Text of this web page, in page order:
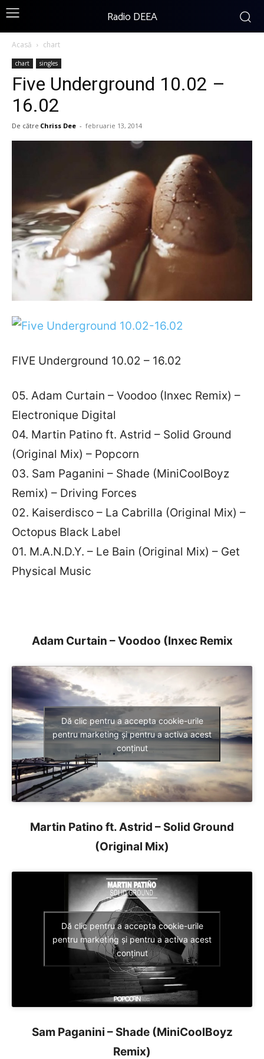
Radio DEEA
Acasă chart
chart singles
Five Underground 10.02 –
16.02
De către Chriss Dee - februarie 13, 2014
FIVE Underground 10.02 – 16.02
05. Adam Curtain – Voodoo (Inxec Remix) –
Electronique Digital
04. Martin Patino ft. Astrid – Solid Ground
(Original Mix) – Popcorn
03. Sam Paganini – Shade (MiniCoolBoyz
Remix) – Driving Forces
02. Kaiserdisco – La Cabrilla (Original Mix) –
Octopus Black Label
01. M.A.N.D.Y. – Le Bain (Original Mix) – Get
Physical Music
Adam Curtain – Voodoo (Inxec Remix
Dă clic pentru a accepta cookie-urile
pentru marketing și pentru a activa acest
conținut
Martin Patino ft. Astrid – Solid Ground
(Original Mix)
Dă clic pentru a accepta cookie-urile
pentru marketing și pentru a activa acest
conținut
Sam Paganini – Shade (MiniCoolBoyz
Remix)